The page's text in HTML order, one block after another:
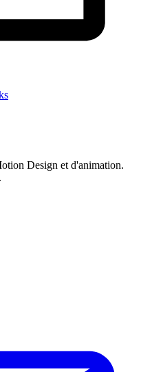
Design et d'animation.